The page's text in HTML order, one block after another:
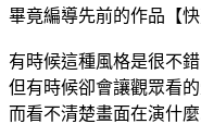
畢竟編導先前的作品【
有時候這種風格是很不錯
但有時候卻會讓觀眾看的
而看不清楚畫面在演什麼